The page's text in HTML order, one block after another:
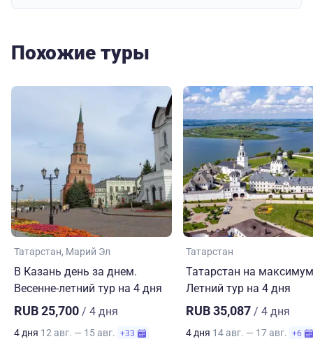
Похожие туры
Татарстан Марий Эл
В Казань день за днем.
Весенне-летний тур на 4 дня
RUB 25,700 / 4 дня
4 дня 12 авг. — 15 авг. +33
Татарстан
Татарстан на
Летний тур на 4 дня
RUB 35,087 / 4 дня
4 дня 14 авг. — 17 авг. +6